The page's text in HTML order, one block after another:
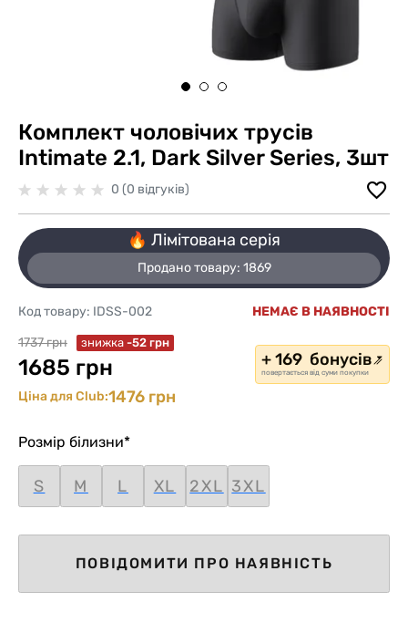
Комплект чоловічих трусів
Intimate 2.1, Dark Silver Series, 3шт
0 (0 відгуків)
🔥 Лімітована серія
Продано товару: 1869
Код товару: IDSS-002
НЕМАЄ В НАЯВНОСТІ
1737 грн
знижка -52 грн
1685 грн + 169 бонусів
повертається від суми покупки
Ціна для Club:1476 грн
Розмір білизни*
S M L XL 2XL 3XL
ПОВІДОМИТИ ПРО НАЯВНІСТЬ